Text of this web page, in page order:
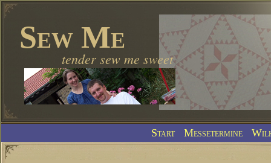
Sew Me
tender sew me sweet
Start Messetermine